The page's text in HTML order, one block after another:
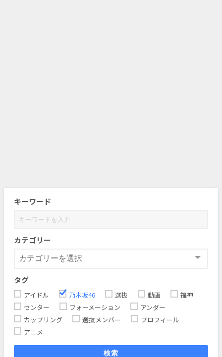
キーワード
カテゴリー
タグ
アイドル 乃木坂46 選抜 動画
福神
センター
フォーメーション
アンダー
カップリング
選抜メンバー
プロフィール
アニメ
検索